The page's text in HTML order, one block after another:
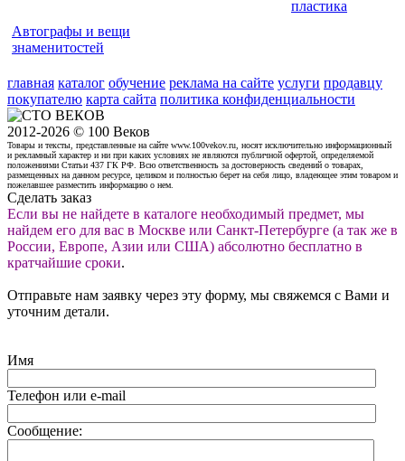
пластика
Автографы и вещи
знаменитостей
главная каталог обучение реклама на сайте услуги продавцу
покупателю карта сайта политика конфиденциальности
2012-2026 © 100 Веков
Товары и тексты, представленные на сайте www.100vekov.ru, носят исключительно информационный
и рекламный характер и ни при каких условиях не являются публичной офертой, определяемой
положениями Статьи 437 ГК РФ. Всю ответственность за достоверность сведений о товарах,
размещенных на данном ресурсе, целиком и полностью берет на себя лицо, владеющее этим товаром и
пожелавшее разместить информацию о нем.
Сделать заказ
Если вы не найдете в каталоге необходимый предмет, мы
найдем его для вас в Москве или Санкт-Петербурге (а так же в
России, Европе, Азии или США) абсолютно бесплатно в
кратчайшие сроки.
Отправьте нам заявку через эту форму, мы свяжемся с Вами и
уточним детали.
Имя
Телефон или e-mail
Сообщение: